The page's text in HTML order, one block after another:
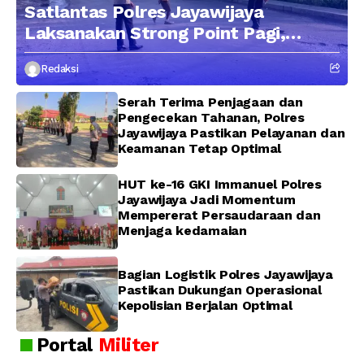
Satlantas Polres Jayawijaya
Laksanakan Strong Point Pagi,
Edukasi Pengendara dengan
Pendekatan Humanis
Redaksi
Serah Terima Penjagaan dan
Pengecekan Tahanan, Polres
Jayawijaya Pastikan Pelayanan dan
Keamanan Tetap Optimal
HUT ke-16 GKI Immanuel Polres
Jayawijaya Jadi Momentum
Mempererat Persaudaraan dan
Menjaga kedamaian
Bagian Logistik Polres Jayawijaya
Pastikan Dukungan Operasional
Kepolisian Berjalan Optimal
Portal Militer